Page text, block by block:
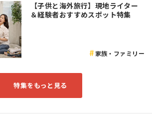
【子供と海外旅行】現地ライター
＆経験者おすすめスポット特集
家族・ファミリー
特集をもっと見る